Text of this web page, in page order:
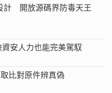
計 開放源碼界防毒天王
安人力也能完美駕馭
比對原件辨真偽